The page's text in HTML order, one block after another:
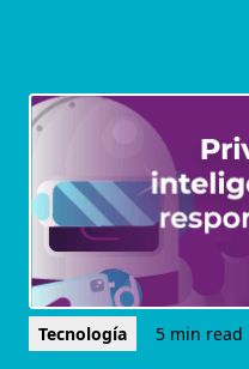
Tecnología 5 min read